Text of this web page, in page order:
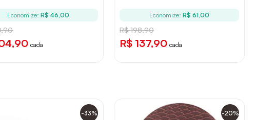
Economize: R$ 46,00
cada
Economize: R$ 61,00
R$ 198,90
R$ 137,90 cada
-33% -20%